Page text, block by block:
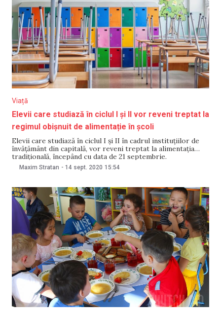
Viață
Elevii care studiază în ciclul I și II vor reveni treptat la
regimul obișnuit de alimentație în școli
Elevii care studiază în ciclul I și II în cadrul instituțiilor de
învățământ din capitală, vor reveni treptat la alimentația
tradițională, începând cu data de 21 septembrie.
Viceprimarul capitalei, Angela Cutasevici, a informat luni, în
cadrul ședinței operative a Primăriei Chișinău, că
Maxim Stratan - 14 sept. 2020 15:54